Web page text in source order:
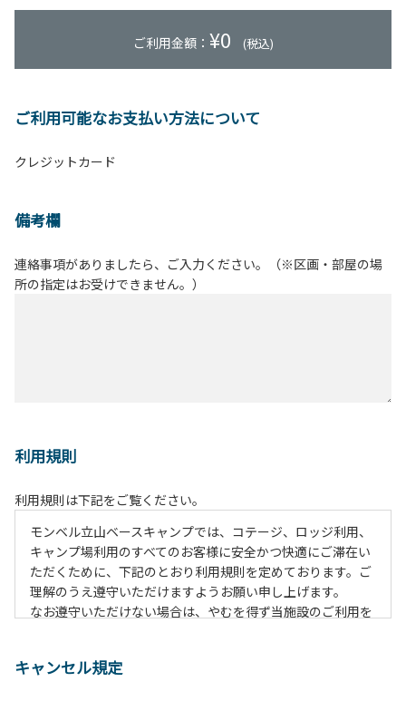
ご利用金額： ¥0 (税込)
ご利用可能なお支払い方法について
クレジットカード
備考欄
連絡事項がありましたら、ご入力ください。（※区画・部屋の場
所の指定はお受けできません。）
利用規則
利用規則は下記をご覧ください。
モンベル立山ベースキャンプでは、コテージ、ロッジ利用、
キャンプ場利用のすべてのお客様に安全かつ快適にご滞在い
ただくために、下記のとおり利用規則を定めております。ご
理解のうえ遵守いただけますようお願い申し上げます。
なお遵守いただけない場合は、やむを得ず当施設のご利用を
【施設全体に関する注意事項】
キャンセル規定